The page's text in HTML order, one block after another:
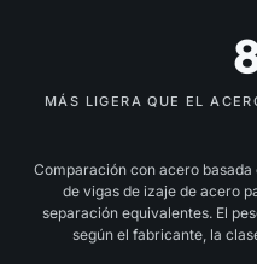
MÁS LIGERA QUE EL
Comparación con acero
de vigas de izaje de acero
separación equivalentes. El
según el fabricante, la